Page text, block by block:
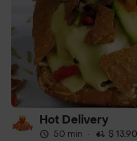
Hot Delivery
50 min · $